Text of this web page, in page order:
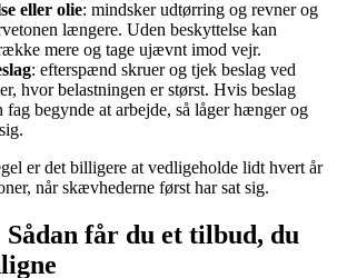
eller olie: mindsker udtørring og revner og
længere. Uden beskyttelse kan
mere og tage ujævnt imod vejr.
: efterspænd skruer og tjek beslag ved
hvor belastningen er størst. Hvis beslag
fag begynde at arbejde, så låger hænger og
er det billigere at vedligeholde lidt hvert år
når skævhederne først har sat sig.
får du et tilbud, du